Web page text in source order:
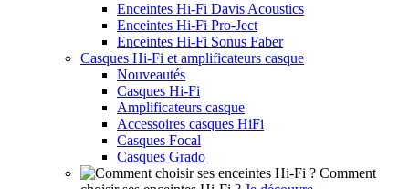
Enceintes Hi-Fi Davis Acoustics
Enceintes Hi-Fi Pro-Ject
Enceintes Hi-Fi Sonus Faber
Casques Hi-Fi et amplificateurs casque
Nouveautés
Casques Hi-Fi
Amplificateurs casque
Accessoires casques HiFi
Casques Focal
Casques Grado
Comment